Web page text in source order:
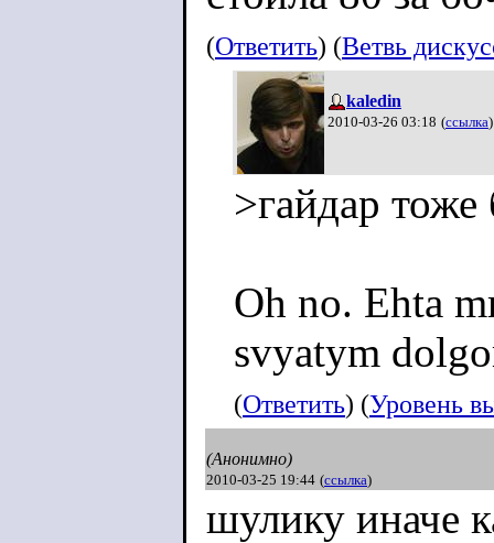
(Ответить) (Ветвь
kaledin
2010-03-26 03:18 (ссылка)
>гайдар
Oh no. Ehta
svyatym
(Ответить) (Уровень
(Анонимно)
2010-03-25 19:44 (ссылка)
шулику иначе